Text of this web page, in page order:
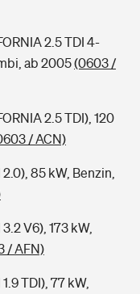
2.5 TDI 4-
ab 2005(0603 /
2.5 TDI), 120
/ ACN)
85 kW, Benzin,
V6), 173 kW,
/ AFN)
TDI), 77 kW,